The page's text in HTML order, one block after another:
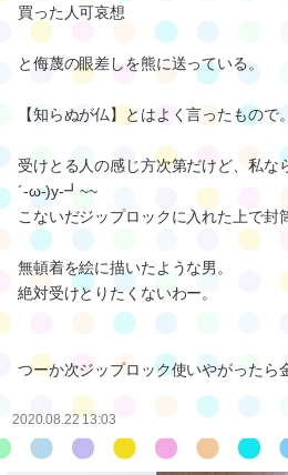
買った人可哀想
と侮蔑の眼差しを熊に送っている。
【知らぬが仏】とはよく言ったもので。
受けとる人の感じ方次第だけど、私な
´-ω-)y‐┛~~
こないだジップロックに入れた上で封
無頓着を絵に描いたような男。
絶対受けとりたくないわー。
つーか次ジップロック使いやがったら
2020.08.22 13:03